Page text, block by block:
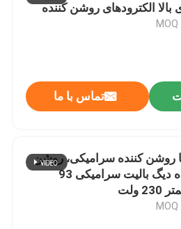
بالا الکترودهای روشن کننده
تماس با ما
روشن کننده سرامیکی، روشن
کننده دیگ بالیت سرامیکی 93
ولت